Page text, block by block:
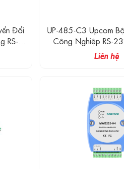
Đổi
RS-
UP-485-C3 Upcom
Công Nghiệp RS-
485/RS422, 300bps
Liên hệ